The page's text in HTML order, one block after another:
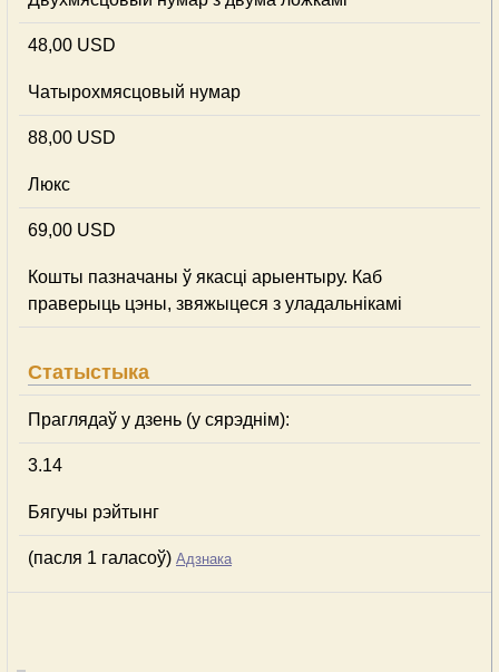
48,00 USD
Чатырохмясцовый нумар
88,00 USD
Люкс
69,00 USD
Кошты пазначаны ў якасці арыентыру. Каб
праверыць цэны, звяжыцеся з уладальнікамі
Статыстыка
Праглядаў у дзень (у сярэднім):
3.14
Бягучы рэйтынг
(пасля 1 галасоў) Адзнака